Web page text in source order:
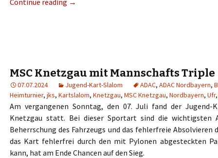
Continue reading →
MSC Knetzgau mit Mannschafts Triple
07.07.2024 Jugend-Kart-Slalom ADAC, ADAC Nordbayern,
Heimturnier, jks, Kartslalom, Knetzgau, MSC Knetzgau, Nordbayern, Ufr
Am vergangenen Sonntag, den 07. Juli fand der Jugend-
Knetzgau statt. Bei dieser Sportart sind die wichtigsten
Beherrschung des Fahrzeugs und das fehlerfreie Absolvieren
das Kart fehlerfrei durch den mit Pylonen abgesteckten
kann, hat am Ende Chancen auf den Sieg.